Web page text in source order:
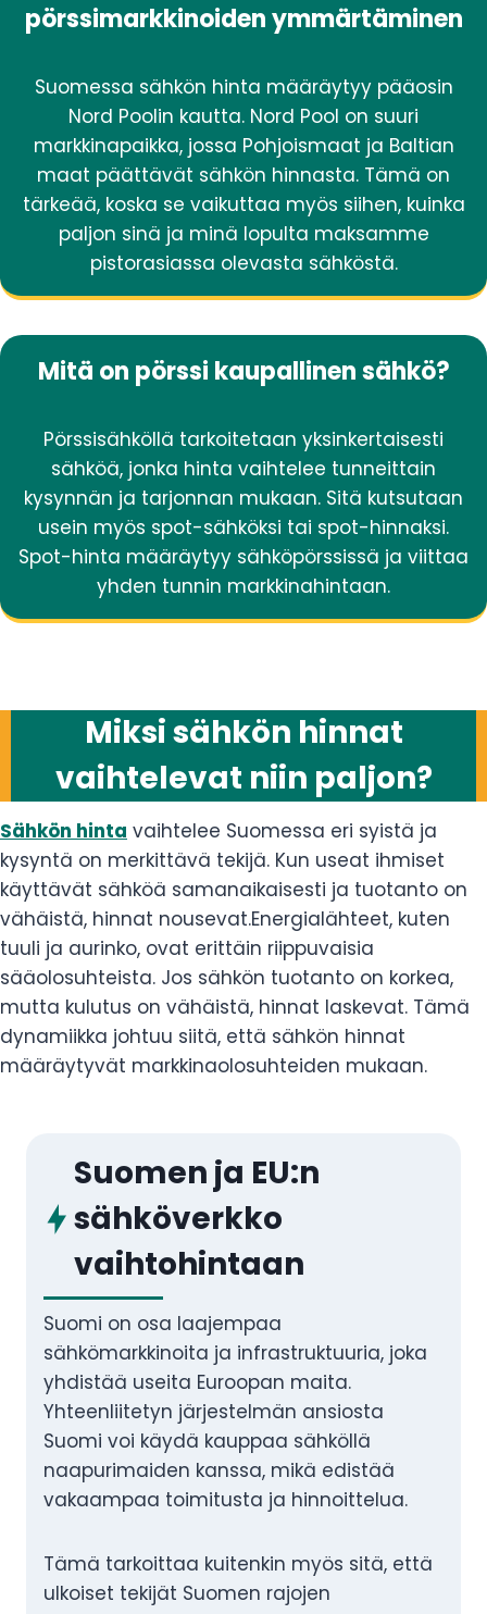
pörssimarkkinoiden ymmärtäminen
Suomessa sähkön hinta määräytyy pääosin
Nord Poolin kautta. Nord Pool on suuri
markkinapaikka, jossa Pohjoismaat ja Baltian
maat päättävät sähkön hinnasta. Tämä on
tärkeää, koska se vaikuttaa myös siihen, kuinka
paljon sinä ja minä lopulta maksamme
pistorasiassa olevasta sähköstä.
Mitä on pörssi kaupallinen sähkö?
Pörssisähköllä tarkoitetaan yksinkertaisesti
sähköä, jonka hinta vaihtelee tunneittain
kysynnän ja tarjonnan mukaan. Sitä kutsutaan
usein myös spot-sähköksi tai spot-hinnaksi.
Spot-hinta määräytyy sähköpörssissä ja viittaa
yhden tunnin markkinahintaan.
Miksi sähkön hinnat
vaihtelevat niin paljon?
Sähkön hinta vaihtelee Suomessa eri syistä ja
kysyntä on merkittävä tekijä. Kun useat ihmiset
käyttävät sähköä samanaikaisesti ja tuotanto on
vähäistä, hinnat nousevat.Energialähteet, kuten
tuuli ja aurinko, ovat erittäin riippuvaisia
sääolosuhteista. Jos sähkön tuotanto on korkea,
mutta kulutus on vähäistä, hinnat laskevat. Tämä
dynamiikka johtuu siitä, että sähkön hinnat
määräytyvät markkinaolosuhteiden mukaan.
Suomen ja EU:n
sähköverkko
vaihtohintaan
Suomi on osa laajempaa
sähkömarkkinoita ja infrastruktuuria, joka
yhdistää useita Euroopan maita.
Yhteenliitetyn järjestelmän ansiosta
Suomi voi käydä kauppaa sähköllä
naapurimaiden kanssa, mikä edistää
vakaampaa toimitusta ja hinnoittelua.
Tämä tarkoittaa kuitenkin myös sitä, että
ulkoiset tekijät Suomen rajojen